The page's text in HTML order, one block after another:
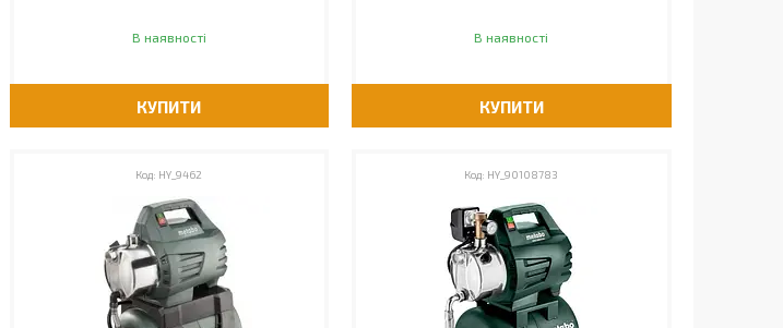
В наявності
КУПИТИ
В наявності
КУПИТИ
HY_9462 HY_90108783